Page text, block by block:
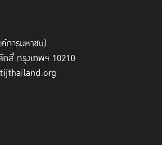
การมหาชน)
สี่ กรุงเทพฯ 10210